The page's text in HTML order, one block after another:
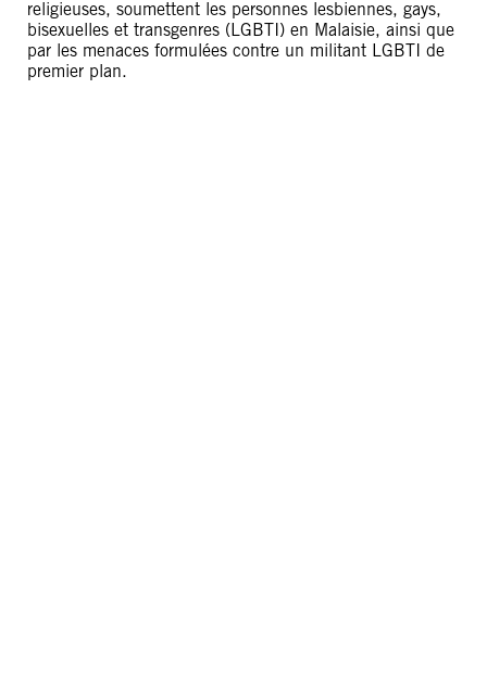
religieuses, soumettent les personnes lesbiennes, gays,
bisexuelles et transgenres (LGBTI) en Malaisie, ainsi que
par les menaces formulées contre un militant LGBTI de
premier plan.